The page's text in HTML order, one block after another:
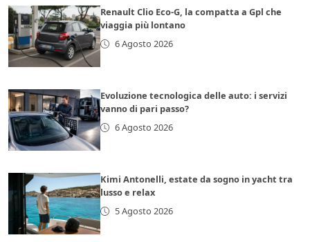
Renault Clio Eco-G, la compatta a Gpl che
viaggia più lontano
6 Agosto 2026
Evoluzione tecnologica delle auto: i servizi
vanno di pari passo?
6 Agosto 2026
Kimi Antonelli, estate da sogno in yacht tra
lusso e relax
5 Agosto 2026